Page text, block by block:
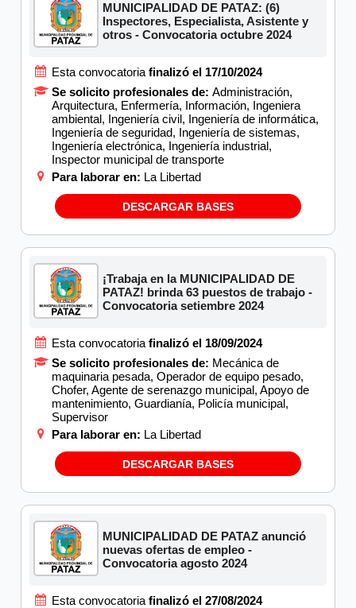
MUNICIPALIDAD DE PATAZ: (6)
Inspectores, Especialista, Asistente y
otros - Convocatoria octubre 2024
Esta convocatoria finalizó el 17/10/2024
Se solicito profesionales de: Administración,
Arquitectura, Enfermería, Información, Ingeniera
ambiental, Ingeniería civil, Ingeniería de informática,
Ingeniería de seguridad, Ingeniería de sistemas,
Ingeniería electrónica, Ingeniería industrial,
Inspector municipal de transporte
Para laborar en: La Libertad
DESCARGAR BASES
¡Trabaja en la MUNICIPALIDAD DE
PATAZ! brinda 63 puestos de trabajo -
Convocatoria setiembre 2024
Esta convocatoria finalizó el 18/09/2024
Se solicito profesionales de: Mecánica de
maquinaria pesada, Operador de equipo pesado,
Chofer, Agente de serenazgo municipal, Apoyo de
mantenimiento, Guardianía, Policía municipal,
Supervisor
Para laborar en: La Libertad
DESCARGAR BASES
MUNICIPALIDAD DE PATAZ anunció
nuevas ofertas de empleo -
Convocatoria agosto 2024
Esta convocatoria finalizó el 27/08/2024